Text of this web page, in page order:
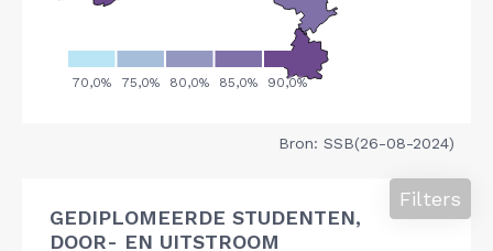
Bron: SSB(26-08-2024)
GEDIPLOMEERDE STUDENTEN,
DOOR- EN UITSTROOM
Filters